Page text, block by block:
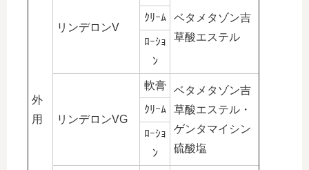
外
用
リンデロンV
ベタメタゾン吉
草酸エステル
ｸﾘｰﾑ
ﾛｰｼｮ
ﾝ
リンデロンVG
軟膏
ベタメタゾン吉
草酸エステル・
ゲンタマイシン
硫酸塩
ｸﾘｰﾑ
ﾛｰｼｮ
ﾝ